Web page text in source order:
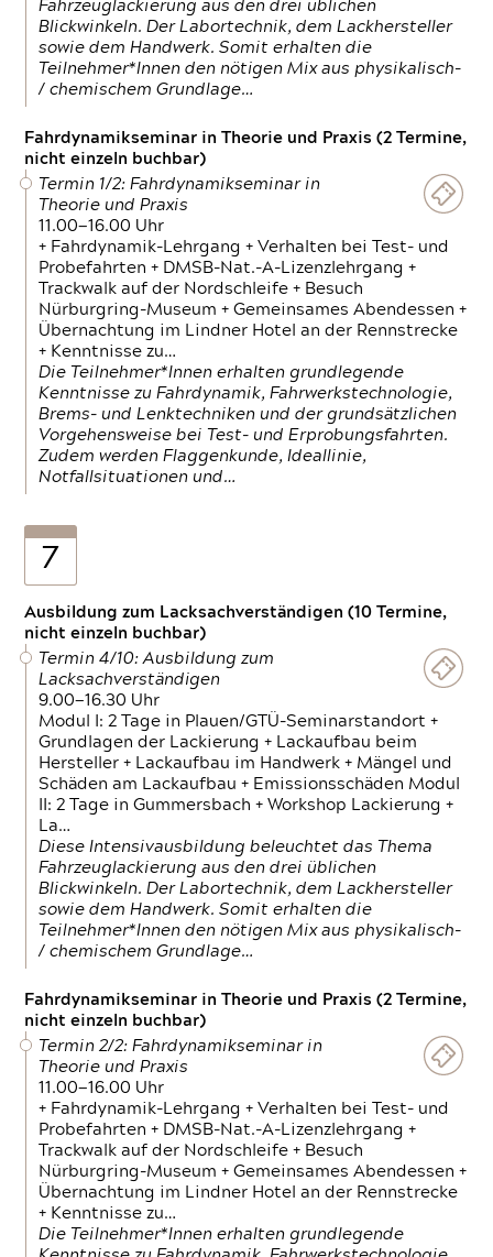
Fahrzeuglackierung aus den drei üblichen
Blickwinkeln. Der Labortechnik, dem Lackhersteller
sowie dem Handwerk. Somit erhalten die
Teilnehmer*Innen den nötigen Mix aus physikalisch-
/ chemischem Grundlage…
Fahrdynamikseminar in Theorie und Praxis (2 Termine,
nicht einzeln buchbar)
Termin 1/2: Fahrdynamikseminar in
Theorie und Praxis
11.00—16.00 Uhr
+ Fahrdynamik-Lehrgang + Verhalten bei Test- und
Probefahrten + DMSB-Nat.-A-Lizenzlehrgang +
Trackwalk auf der Nordschleife + Besuch
Nürburgring-Museum + Gemeinsames Abendessen +
Übernachtung im Lindner Hotel an der Rennstrecke
+ Kenntnisse zu…
Die Teilnehmer*Innen erhalten grundlegende
Kenntnisse zu Fahrdynamik, Fahrwerkstechnologie,
Brems- und Lenktechniken und der grundsätzlichen
Vorgehensweise bei Test- und Erprobungsfahrten.
Zudem werden Flaggenkunde, Ideallinie,
Notfallsituationen und…
7
Ausbildung zum Lacksachverständigen (10 Termine,
nicht einzeln buchbar)
Termin 4/10: Ausbildung zum
Lacksachverständigen
9.00—16.30 Uhr
Modul I: 2 Tage in Plauen/GTÜ-Seminarstandort +
Grundlagen der Lackierung + Lackaufbau beim
Hersteller + Lackaufbau im Handwerk + Mängel und
Schäden am Lackaufbau + Emissionsschäden Modul
II: 2 Tage in Gummersbach + Workshop Lackierung +
La…
Diese Intensivausbildung beleuchtet das Thema
Fahrzeuglackierung aus den drei üblichen
Blickwinkeln. Der Labortechnik, dem Lackhersteller
sowie dem Handwerk. Somit erhalten die
Teilnehmer*Innen den nötigen Mix aus physikalisch-
/ chemischem Grundlage…
Fahrdynamikseminar in Theorie und Praxis (2 Termine,
nicht einzeln buchbar)
Termin 2/2: Fahrdynamikseminar in
Theorie und Praxis
11.00—16.00 Uhr
+ Fahrdynamik-Lehrgang + Verhalten bei Test- und
Probefahrten + DMSB-Nat.-A-Lizenzlehrgang +
Trackwalk auf der Nordschleife + Besuch
Nürburgring-Museum + Gemeinsames Abendessen +
Übernachtung im Lindner Hotel an der Rennstrecke
+ Kenntnisse zu…
Die Teilnehmer*Innen erhalten grundlegende